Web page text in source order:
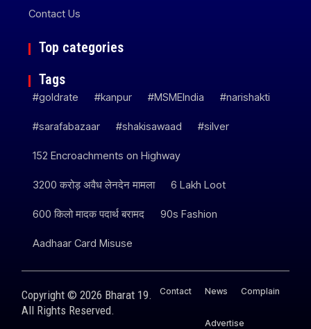
Contact Us
Top categories
Tags
#goldrate #kanpur #MSMEIndia #narishakti
#sarafabazaar #shakisawaad #silver
152 Encroachments on Highway
3200 करोड़ अवैध लेनदेन मामला 6 Lakh Loot
600 किलो मादक पदार्थ बरामद 90s Fashion
Aadhaar Card Misuse
Copyright © 2026 Bharat 19.
All Rights Reserved.
Contact News Complain
Advertise